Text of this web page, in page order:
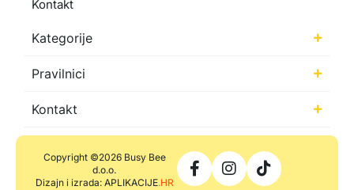
Kontakt
Kategorije
Pravilnici
Kontakt
Copyright ©2026 Busy Bee
d.o.o.
Dizajn i izrada: APLIKACIJE.HR